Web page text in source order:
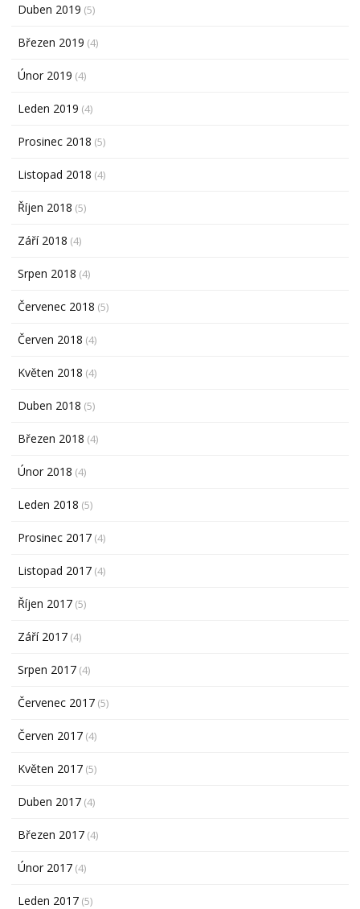
Duben 2019 (5)
Březen 2019 (4)
Únor 2019 (4)
Leden 2019 (4)
Prosinec 2018 (5)
Listopad 2018 (4)
Říjen 2018 (5)
Září 2018 (4)
Srpen 2018 (4)
Červenec 2018 (5)
Červen 2018 (4)
Květen 2018 (4)
Duben 2018 (5)
Březen 2018 (4)
Únor 2018 (4)
Leden 2018 (5)
Prosinec 2017 (4)
Listopad 2017 (4)
Říjen 2017 (5)
Září 2017 (4)
Srpen 2017 (4)
Červenec 2017 (5)
Červen 2017 (4)
Květen 2017 (5)
Duben 2017 (4)
Březen 2017 (4)
Únor 2017 (4)
Leden 2017 (5)